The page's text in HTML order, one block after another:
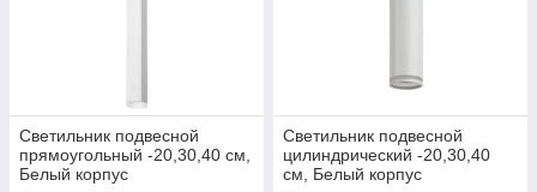
Светильник подвесной
прямоугольный -20,30,40 см,
Белый корпус
Светильник подвесной
цилиндрический -20,30,40
см, Белый корпус